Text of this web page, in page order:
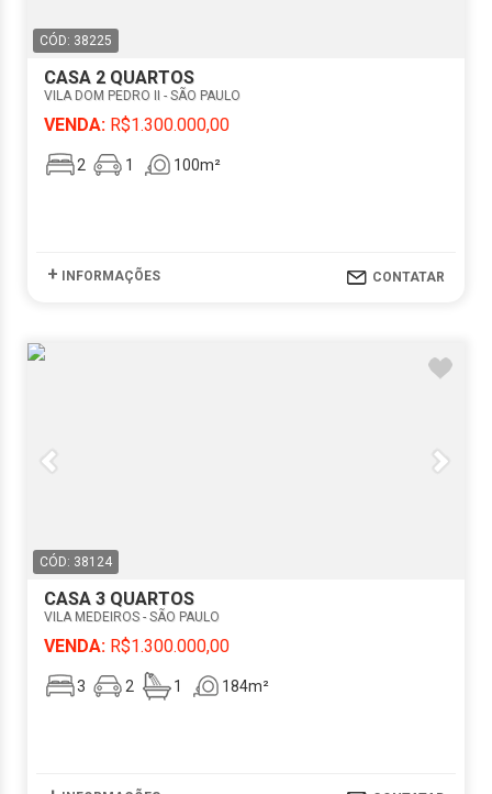
CÓD: 38225
CASA 2 QUARTOS
VILA DOM PEDRO II - SÃO PAULO
VENDA: R$1.300.000,00
2 1 100m²
+ INFORMAÇÕES CONTATAR
CÓD: 38124
CASA 3 QUARTOS
VILA MEDEIROS - SÃO PAULO
VENDA: R$1.300.000,00
3 2 1 184m²